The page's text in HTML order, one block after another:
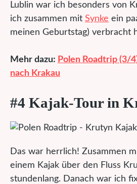
Lublin war ich besonders von
ich zusammen mit Synke ein
meinen Geburtstag) verbracht
Mehr dazu: Polen Roadtrip (3/
nach Krakau
#4 Kajak-Tour in
Das war herrlich! Zusammen
einem Kajak über den Fluss
stundenlang. Danach war ich